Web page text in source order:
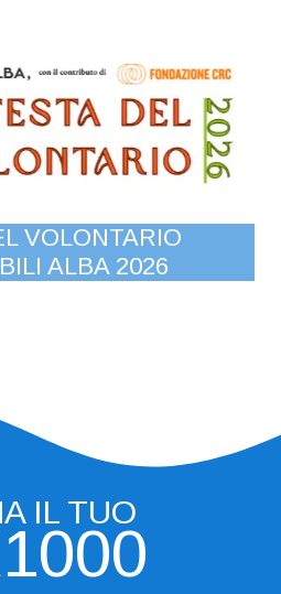
VOLONTARIO
ALBA 2026
IL TUO